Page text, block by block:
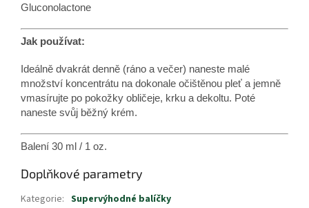
Gluconolactone
Jak používat:
Ideálně dvakrát denně (ráno a večer) naneste malé
množství koncentrátu na dokonale očištěnou pleť a jemně
vmasírujte po pokožky obličeje, krku a dekoltu. Poté
naneste svůj běžný krém.
Balení 30 ml / 1 oz.
Doplňkové parametry
Kategorie: Supervýhodné balíčky